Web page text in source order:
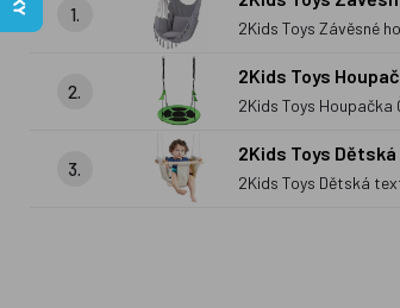
1.
2Kids Toys Závěsné
2.
2Kids Toys
2Kids Toys Houpačka
3.
2Kids Toys
2Kids Toys Dětská